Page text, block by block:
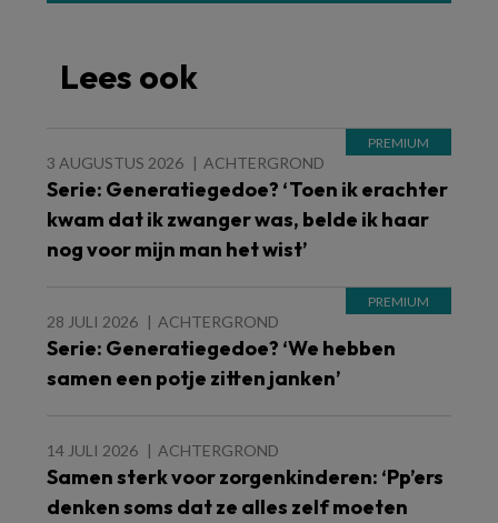
Lees ook
3 AUGUSTUS 2026 ACHTERGROND
Serie: Generatiegedoe? ‘Toen ik erachter
kwam dat ik zwanger was, belde ik haar
nog voor mijn man het wist’
28 JULI 2026 ACHTERGROND
Serie: Generatiegedoe? ‘We hebben
samen een potje zitten janken’
14 JULI 2026 ACHTERGROND
Samen sterk voor zorgenkinderen: ‘Pp’ers
denken soms dat ze alles zelf moeten